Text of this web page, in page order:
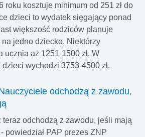
roku kosztuje minimum od 251 zł do
dzieci to wydatek sięgający ponad
większość rodziców planuje
jedno dziecko. Niektórzy
ucznia aż 1251-1500 zł. W
wychodzi 3753-4500 zł.
odchodzą z zawodu,
teraz odchodzą z zawodu, jeśli mają
powiedział PAP prezes ZNP